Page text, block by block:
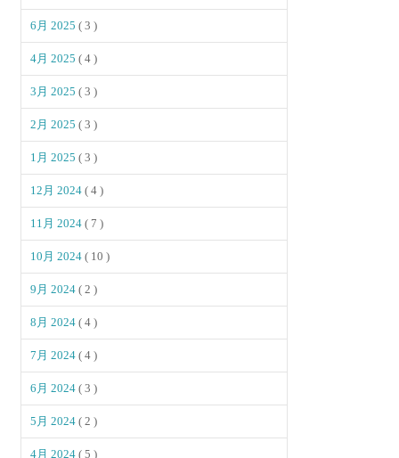
6月 2025( 3 )
4月 2025( 4 )
3月 2025( 3 )
2月 2025( 3 )
1月 2025( 3 )
12月 2024( 4 )
11月 2024( 7 )
10月 2024( 10 )
9月 2024( 2 )
8月 2024( 4 )
7月 2024( 4 )
6月 2024( 3 )
5月 2024( 2 )
4月 2024( 5 )